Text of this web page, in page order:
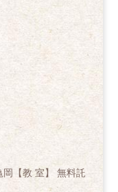
【教 室】 無料託